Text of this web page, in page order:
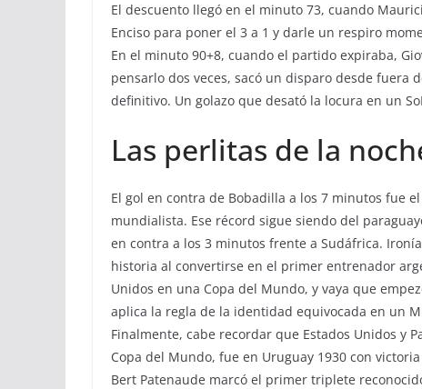
El descuento llegó en el minuto 73, cuando
Enciso para poner el 3 a 1 y darle un respiro
En el minuto 90+8, cuando el partido expiraba,
pensarlo dos veces, sacó un disparo desde fuera
definitivo. Un golazo que desató la locura en un
Las perlitas de la
El gol en contra de Bobadilla a los 7 minutos fue
mundialista. Ese récord sigue siendo del
en contra a los 3 minutos frente a Sudáfrica.
historia al convertirse en el primer entrenador
Unidos en una Copa del Mundo, y vaya que
aplica la regla de la identidad equivocada en un
Finalmente, cabe recordar que Estados Unidos y
Copa del Mundo, fue en Uruguay 1930 con
Bert Patenaude marcó el primer triplete